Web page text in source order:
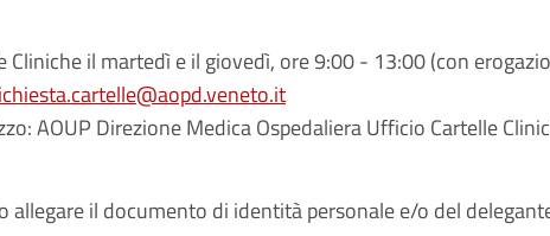
Cliniche il martedì e il giovedì, ore 9:00 - 13:00(con
AOUP Direzione Medica Ospedaliera Ufficio Cartelle
allegare il documento di identità personale e/o del